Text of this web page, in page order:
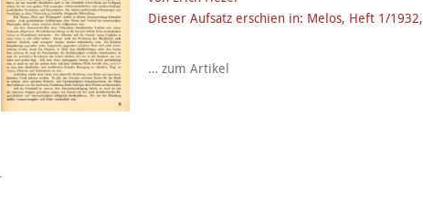
Dieser Aufsatz erschien in: Melos, Heft 1/
… zum Artikel